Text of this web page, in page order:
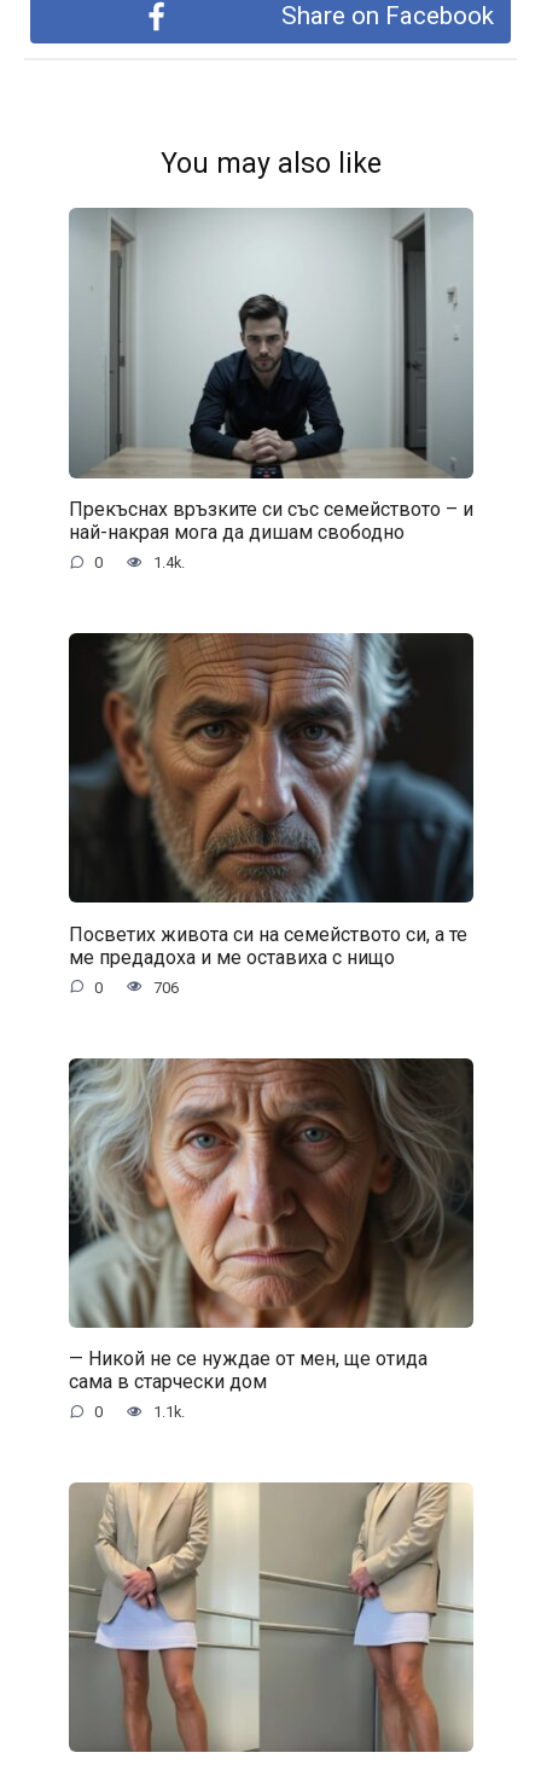
Share on Facebook
You may also like
Прекъснах връзките си със семейството – и
най-накрая мога да дишам свободно
0 1.4k.
Посветих живота си на семейството си, а те
ме предадоха и ме оставиха с нищо
0 706
— Никой не се нуждае от мен, ще отида
сама в старчески дом
0 1.1k.